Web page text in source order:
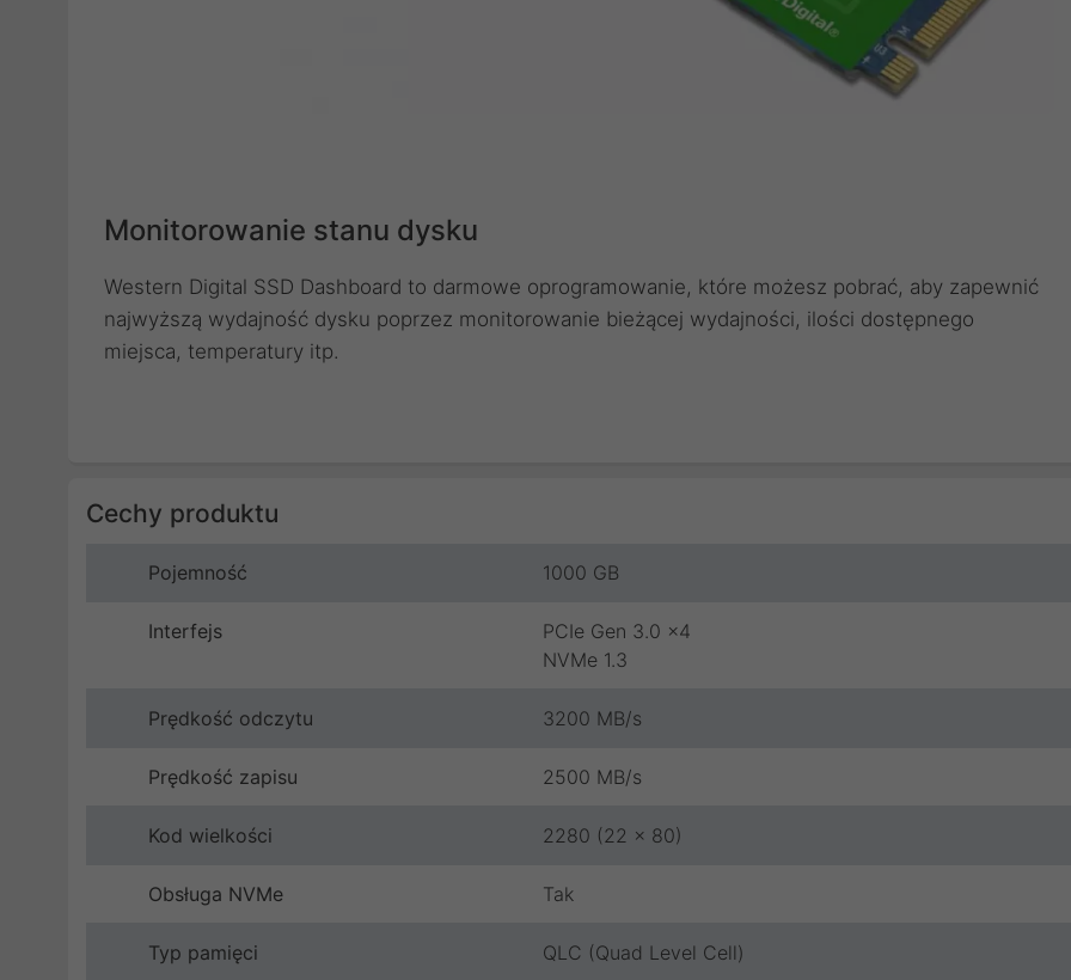
Monitorowanie stanu dysku
Western Digital SSD Dashboard to darmowe oprogramowanie, które możesz pobrać, aby zapewnić
najwyższą wydajność dysku poprzez monitorowanie bieżącej wydajności, ilości dostępnego
miejsca, temperatury itp.
Cechy produktu
Pojemność 1000 GB
Interfejs
PCIe Gen 3.0 x4
NVMe 1.3
Prędkość odczytu 3200 MB/s
Prędkość zapisu 2500 MB/s
Kod wielkości 2280 (22 x 80)
Obsługa NVMe Tak
Typ pamięci QLC (Quad Level Cell)